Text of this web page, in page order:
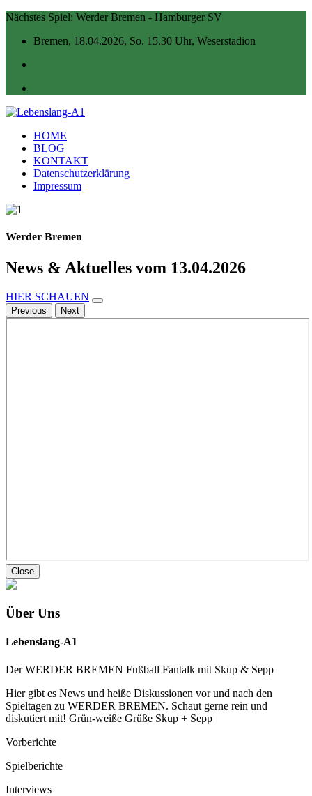
Nächstes Spiel: Werder Bremen - Hamburger SV
Bremen, 18.04.2026, So. 15.30 Uhr, Weserstadion
HOME
BLOG
KONTAKT
Datenschutzerklärung
Impressum
Werder Bremen
News & Aktuelles vom 13.04.2026
HIER SCHAUEN
Previous Next
Close
Über Uns
Lebenslang-A1
Der WERDER BREMEN Fußball Fantalk mit Skup & Sepp
Hier gibt es News und heiße Diskussionen vor und nach den
Spieltagen zu WERDER BREMEN. Schaut gerne rein und
diskutiert mit! Grün-weiße Grüße Skup + Sepp
Vorberichte
Spielberichte
Interviews